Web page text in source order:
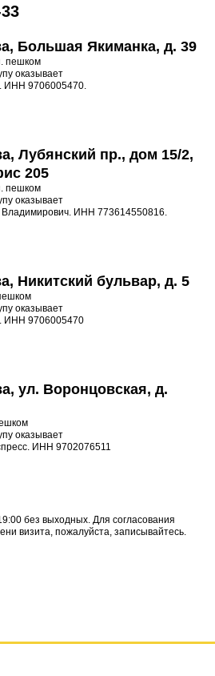
Большая Якиманка, д. 39
пешком
оказывает
ИНН 9706005470.
Лубянский пр., дом 15/2,
205
пешком
оказывает
ИНН 773614550816.
Никитский бульвар, д. 5
оказывает
ИНН 9706005470
ул. Воронцовская, д.
оказывает
ИНН 9702076511
без выходных. Для согласования
визита, пожалуйста, записывайтесь.